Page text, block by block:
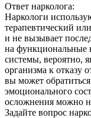
Ответ нарколога:
Наркологи
терапевтический
и не вызывает
на функциональные
системы, вероятно,
организма к отказу
вы может
эмоционального
осложнения можно
Задайте вопрос